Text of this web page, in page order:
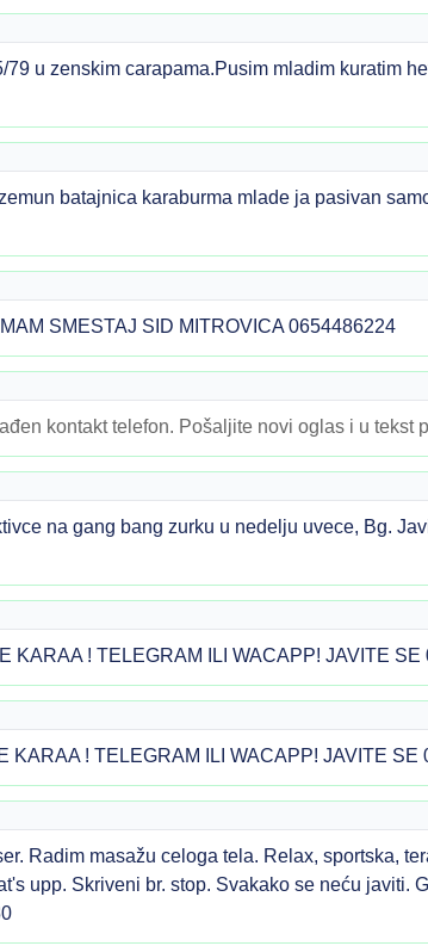
u zenskim carapama.Pusim mladim kuratim
batajnica karaburma mlade ja pasivan
SMESTAJ SID MITROVICA 0654486224
kontakt telefon. Pošaljite novi oglas i u tekst
na gang bang zurku u nedelju uvece, Bg.
KARAA ! TELEGRAM ILI WACAPP! JAVITE SE
KARAA ! TELEGRAM ILI WACAPP! JAVITE SE
Radim masažu celoga tela. Relax, sportska,
upp. Skriveni br. stop. Svakako se neću javiti.